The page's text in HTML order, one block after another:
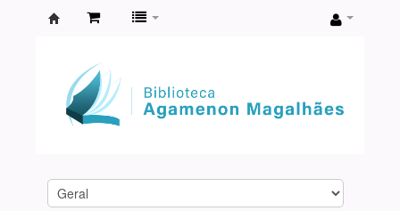
Agamenon
Magalhães